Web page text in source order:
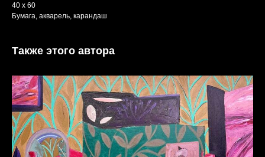
40 х 60
Бумага, акварель, карандаш
Также этого автора